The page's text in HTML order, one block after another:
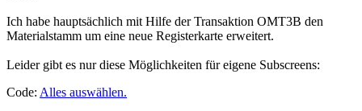
Ich habe hauptsächlich mit Hilfe der Transaktion OMT3B den
Materialstamm um eine neue Registerkarte erweitert.
Leider gibt es nur diese Möglichkeiten für eigene Subscreens:
Code: Alles auswählen.